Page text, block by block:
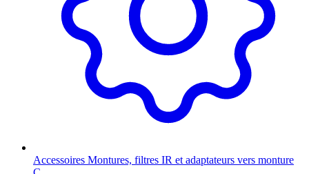
Accessoires Montures, filtres IR et adaptateurs vers monture